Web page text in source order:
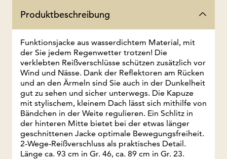
Produktbeschreibung
Funktionsjacke aus wasserdichtem Material, mit
der Sie jedem Regenwetter trotzen! Die
verklebten Reißverschlüsse schützen zusätzlich vor
Wind und Nässe. Dank der Reflektoren am Rücken
und an den Ärmeln sind Sie auch in der Dunkelheit
gut zu sehen und sicher unterwegs. Die Kapuze
mit stylischem, kleinem Dach lässt sich mithilfe von
Bändchen in der Weite regulieren. Ein Schlitz in
der hinteren Mitte bietet bei der etwas länger
geschnittenen Jacke optimale Bewegungsfreiheit.
2-Wege-Reißverschluss als praktisches Detail.
Länge ca. 93 cm in Gr. 46, ca. 89 cm in Gr. 23.